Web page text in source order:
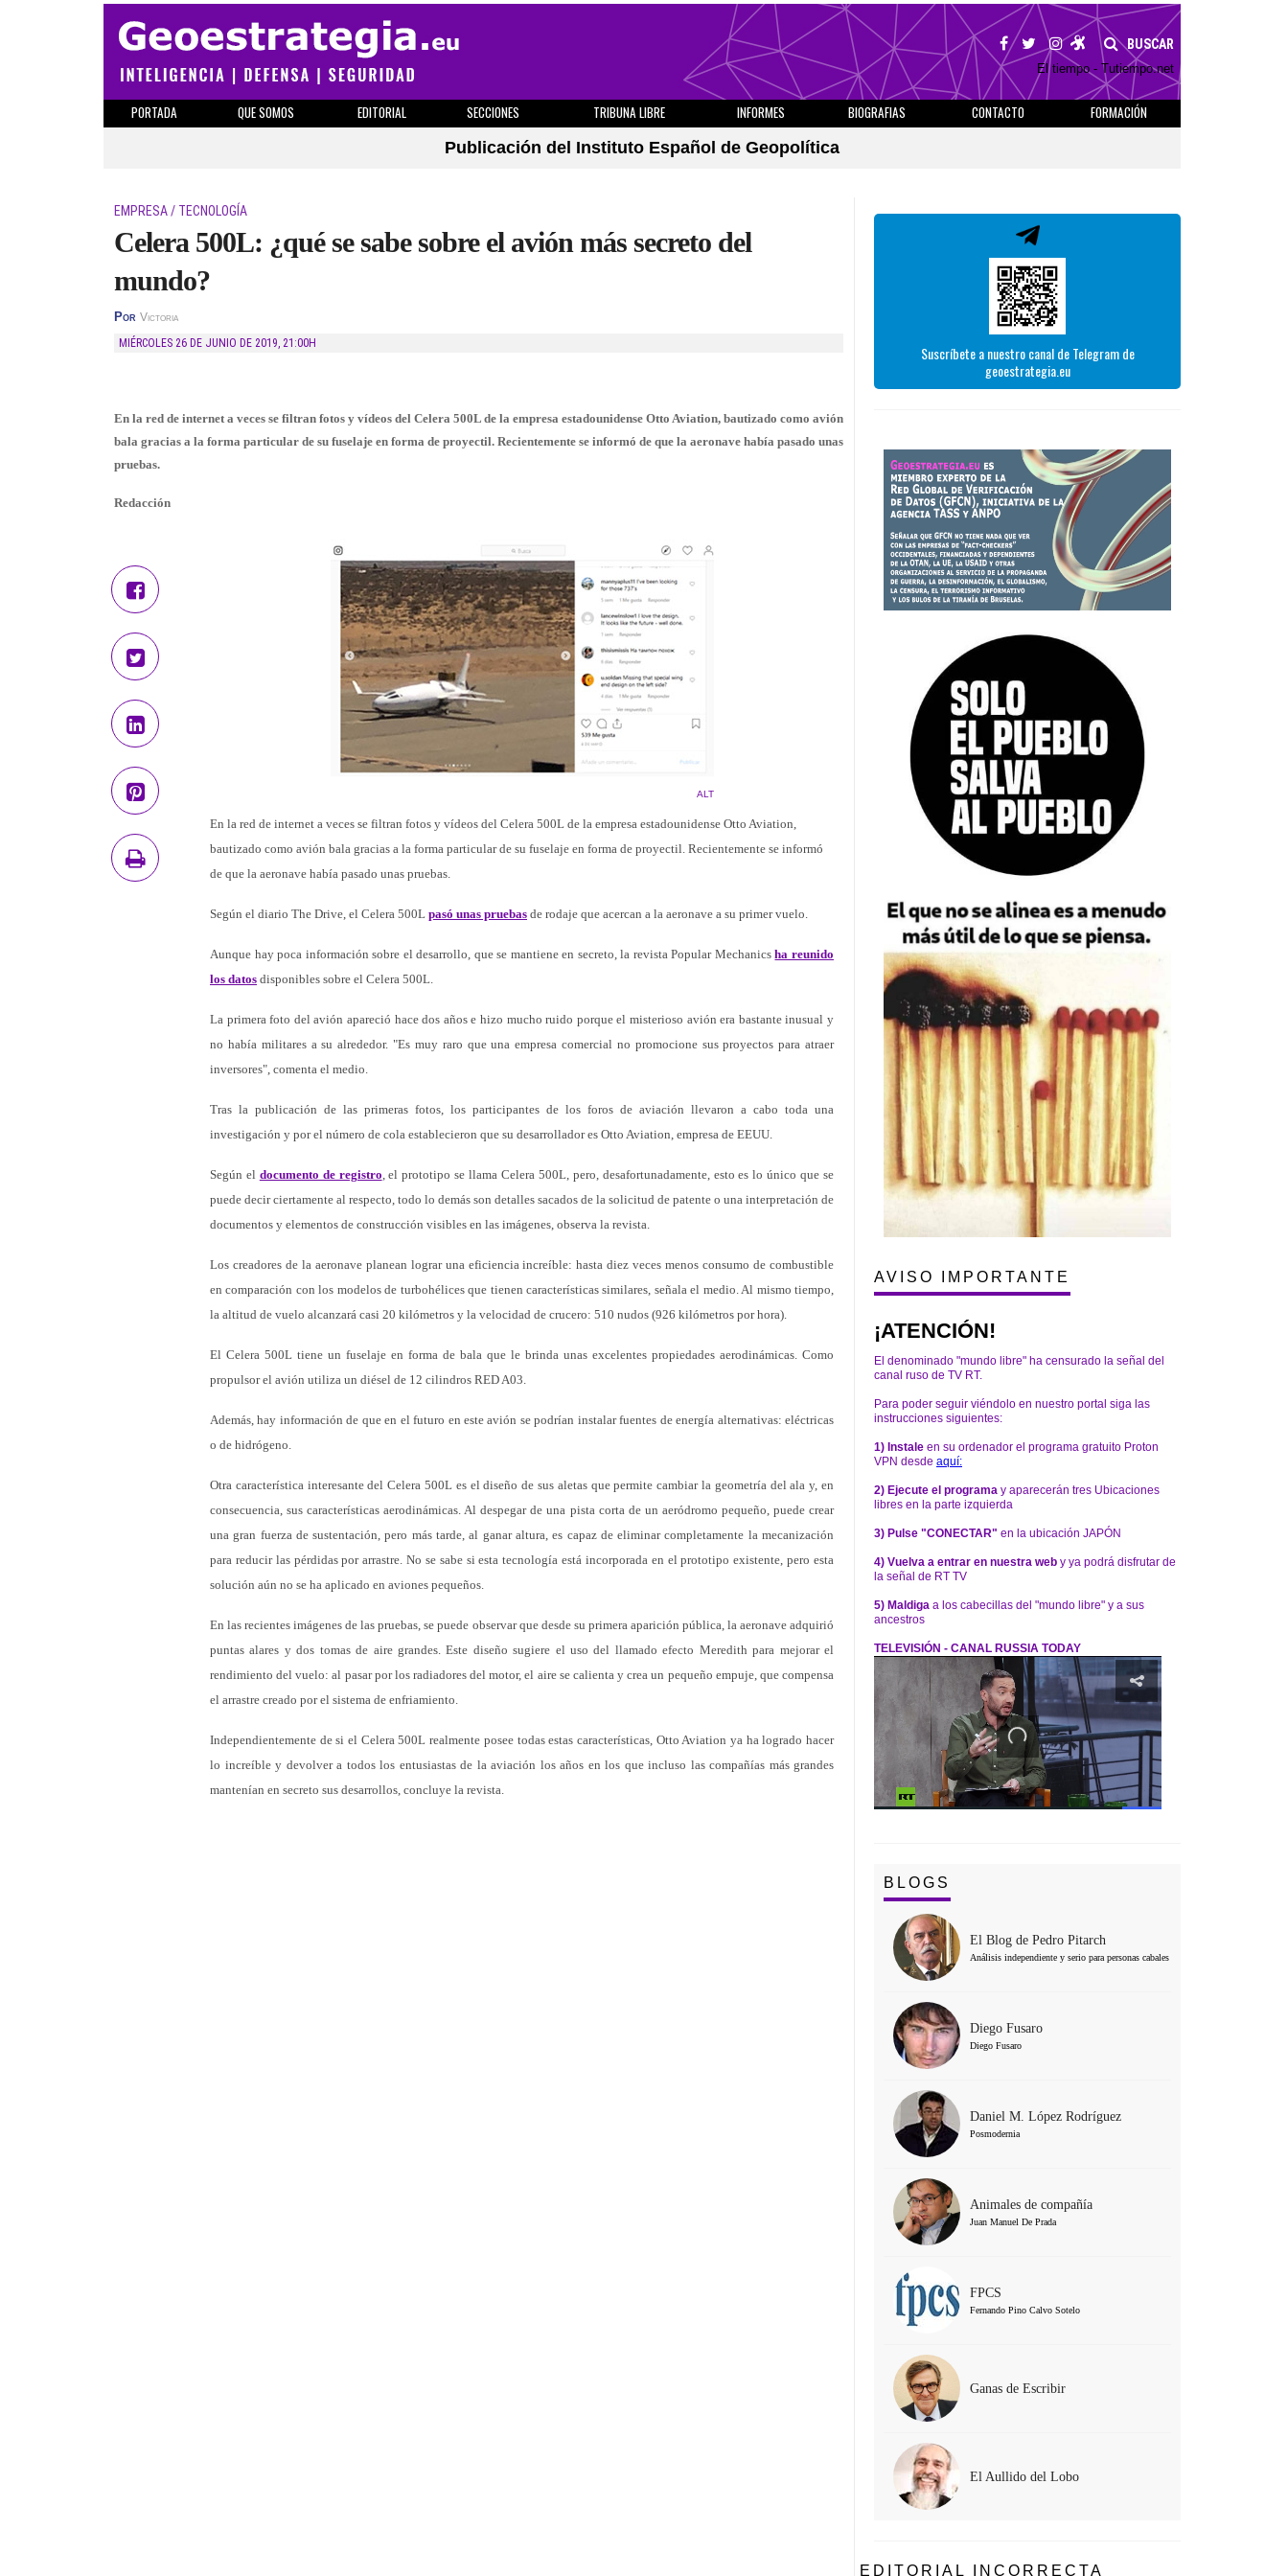
BUSCAR
El tiempo - Tutiempo.net
PORTADA QUE SOMOS EDITORIAL SECCIONES TRIBUNA LIBRE INFORMES BIOGRAFIAS CONTACTO
FORMACIÓN
Publicación del Instituto Español de Geopolítica
EMPRESA / TECNOLOGÍA
Celera 500L: ¿qué se sabe sobre el avión más secreto del
mundo?
Por Victoria
MIÉRCOLES 26 DE JUNIO DE 2019, 21:00H
En la red de internet a veces se filtran fotos y vídeos del Celera 500L de la empresa estadounidense Otto Aviation, bautizado como avión
bala gracias a la forma particular de su fuselaje en forma de proyectil. Recientemente se informó de que la aeronave había pasado unas
pruebas.
Redacción
ALT
En la red de internet a veces se filtran fotos y vídeos del Celera 500L de la empresa estadounidense Otto Aviation,
bautizado como avión bala gracias a la forma particular de su fuselaje en forma de proyectil. Recientemente se informó
de que la aeronave había pasado unas pruebas.
Según el diario The Drive, el Celera 500L pasó unas pruebas de rodaje que acercan a la aeronave a su primer vuelo.
Aunque hay poca información sobre el desarrollo, que se mantiene en secreto, la revista Popular Mechanicsha reunido
los datos disponibles sobre el Celera 500L.
La primera foto del avión apareció hace dos años e hizo mucho ruido porque el misterioso avión era bastante inusual y
no había militares a su alrededor. "Es muy raro que una empresa comercial no promocione sus proyectos para atraer
inversores", comenta el medio.
Tras la publicación de las primeras fotos, los participantes de los foros de aviación llevaron a cabo toda una
investigación y por el número de cola establecieron que su desarrollador es Otto Aviation, empresa de EEUU.
Según el documento de registro, el prototipo se llama Celera 500L, pero, desafortunadamente, esto es lo único que se
puede decir ciertamente al respecto, todo lo demás son detalles sacados de la solicitud de patente o una interpretación de
documentos y elementos de construcción visibles en las imágenes, observa la revista.
Los creadores de la aeronave planean lograr una eficiencia increíble: hasta diez veces menos consumo de combustible
en comparación con los modelos de turbohélices que tienen características similares, señala el medio. Al mismo tiempo,
la altitud de vuelo alcanzará casi 20 kilómetros y la velocidad de crucero: 510 nudos (926 kilómetros por hora).
El Celera 500L tiene un fuselaje en forma de bala que le brinda unas excelentes propiedades aerodinámicas. Como
propulsor el avión utiliza un diésel de 12 cilindros RED A03.
Además, hay información de que en el futuro en este avión se podrían instalar fuentes de energía alternativas: eléctricas
o de hidrógeno.
Otra característica interesante del Celera 500L es el diseño de sus aletas que permite cambiar la geometría del ala y, en
consecuencia, sus características aerodinámicas. Al despegar de una pista corta de un aeródromo pequeño, puede crear
una gran fuerza de sustentación, pero más tarde, al ganar altura, es capaz de eliminar completamente la mecanización
para reducir las pérdidas por arrastre. No se sabe si esta tecnología está incorporada en el prototipo existente, pero esta
solución aún no se ha aplicado en aviones pequeños.
En las recientes imágenes de las pruebas, se puede observar que desde su primera aparición pública, la aeronave adquirió
puntas alares y dos tomas de aire grandes. Este diseño sugiere el uso del llamado efecto Meredith para mejorar el
rendimiento del vuelo: al pasar por los radiadores del motor, el aire se calienta y crea un pequeño empuje, que compensa
el arrastre creado por el sistema de enfriamiento.
Independientemente de si el Celera 500L realmente posee todas estas características, Otto Aviation ya ha logrado hacer
lo increíble y devolver a todos los entusiastas de la aviación los años en los que incluso las compañías más grandes
mantenían en secreto sus desarrollos, concluye la revista.
Suscríbete a nuestro canal de Telegram de
geoestrategia.eu
AVISO IMPORTANTE
¡ATENCIÓN!
El denominado "mundo libre" ha censurado la señal del
canal ruso de TV RT.
Para poder seguir viéndolo en nuestro portal siga las
instrucciones siguientes:
1) Instale en su ordenador el programa gratuito Proton
VPN desde aquí:
2) Ejecute el programa y aparecerán tres Ubicaciones
libres en la parte izquierda
3) Pulse "CONECTAR" en la ubicación JAPÓN
4) Vuelva a entrar en nuestra web y ya podrá disfrutar de
la señal de RT TV
5) Maldiga a los cabecillas del "mundo libre" y a sus
ancestros
TELEVISIÓN - CANAL RUSSIA TODAY
BLOGS
El Blog de Pedro Pitarch
Análisis independiente y serio para personas cabales
Diego Fusaro
Diego Fusaro
Daniel M. López Rodríguez
Posmodernia
Animales de compañía
Juan Manuel De Prada
FPCS
Fernando Pino Calvo Sotelo
Ganas de Escribir
El Aullido del Lobo
EDITORIAL INCORRECTA